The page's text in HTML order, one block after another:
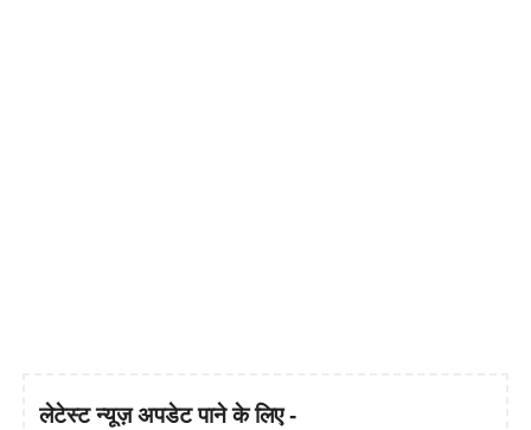
लेटेस्ट न्यूज़ अपडेट पाने के लिए -